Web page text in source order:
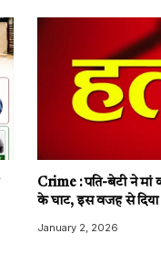
Crime : पति-बेटी ने मां
के घाट, इस वजह से दिया
January 2, 2026